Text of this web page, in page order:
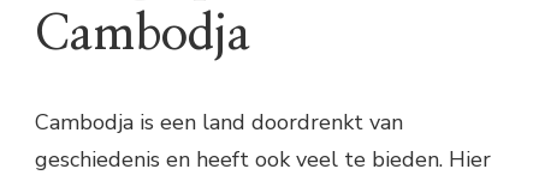
Cambodja
Cambodja is een land doordrenkt van
geschiedenis en heeft ook veel te bieden. Hier